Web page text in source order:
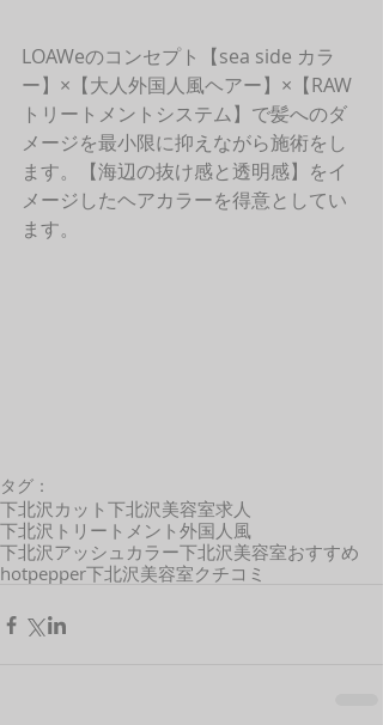
LOAWeのコンセプト【sea side カラ
ー】×【大人外国人風ヘアー】×【RAW
トリートメントシステム】で髪へのダ
メージを最小限に抑えながら施術をし
ます。【海辺の抜け感と透明感】をイ
メージしたヘアカラーを得意としてい
ます。
タグ：
下北沢カット 下北沢美容室求人
下北沢トリートメント 外国人風
下北沢アッシュカラー下北沢美容室おすすめ
hotpepper下北沢美容室クチコミ